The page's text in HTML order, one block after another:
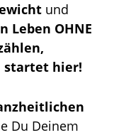
und
Leben OHNE
startet hier!
Du Deinem